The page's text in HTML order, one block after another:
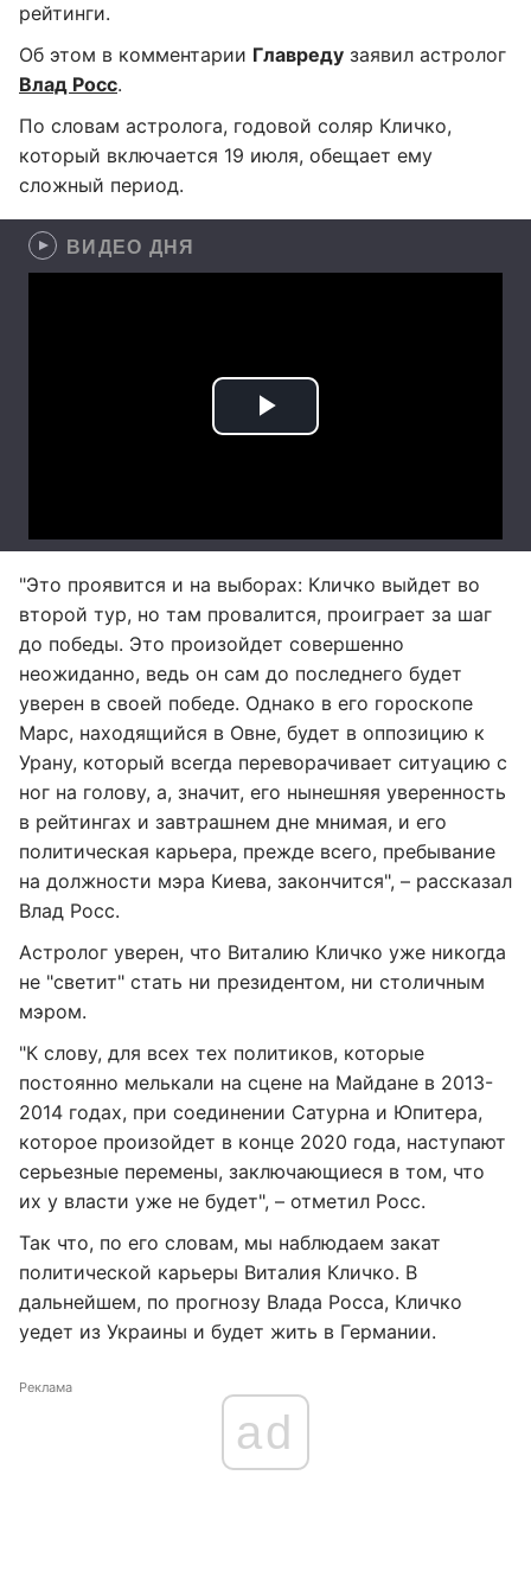
рейтинги.
Об этом в комментарии Главреду заявил астролог
Влад Росс.
По словам астролога, годовой соляр Кличко,
который включается 19 июля, обещает ему
сложный период.
ВИДЕО ДНЯ
"Это проявится и на выборах: Кличко выйдет во
второй тур, но там провалится, проиграет за шаг
до победы. Это произойдет совершенно
неожиданно, ведь он сам до последнего будет
уверен в своей победе. Однако в его гороскопе
Марс, находящийся в Овне, будет в оппозицию к
Урану, который всегда переворачивает ситуацию с
ног на голову, а, значит, его нынешняя уверенность
в рейтингах и завтрашнем дне мнимая, и его
политическая карьера, прежде всего, пребывание
на должности мэра Киева, закончится", – рассказал
Влад Росс.
Астролог уверен, что Виталию Кличко уже никогда
не "светит" стать ни президентом, ни столичным
мэром.
"К слову, для всех тех политиков, которые
постоянно мелькали на сцене на Майдане в 2013-
2014 годах, при соединении Сатурна и Юпитера,
которое произойдет в конце 2020 года, наступают
серьезные перемены, заключающиеся в том, что
их у власти уже не будет", – отметил Росс.
Так что, по его словам, мы наблюдаем закат
политической карьеры Виталия Кличко. В
дальнейшем, по прогнозу Влада Росса, Кличко
уедет из Украины и будет жить в Германии.
Реклама
ad